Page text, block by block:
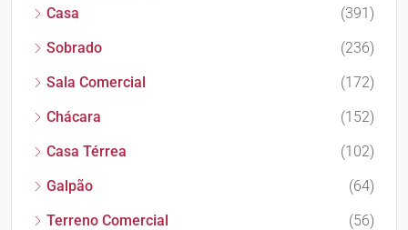
Casa
(391)
Sobrado
(236)
Sala Comercial
(172)
Chácara
(152)
Casa Térrea
(102)
Galpão
(64)
Terreno Comercial
(56)